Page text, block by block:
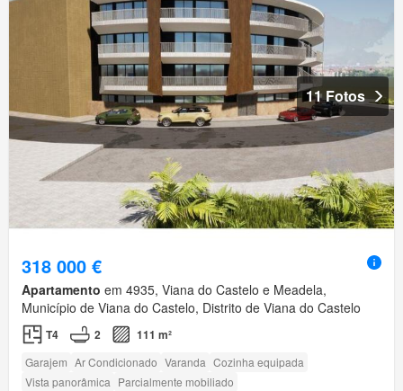
11 Fotos
318 000 €
Apartamento em 4935, Viana do Castelo e Meadela,
Município de Viana do Castelo, Distrito de Viana do Castelo
T4 2 111 m²
Garajem Ar Condicionado Varanda Cozinha equipada
Vista panorâmica Parcialmente mobiliado